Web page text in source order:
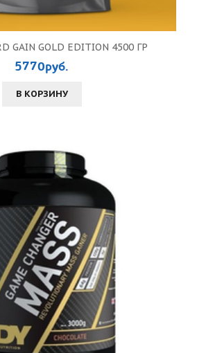
GAIN GOLD EDITION 4500 ГР
5770руб.
В КОРЗИНУ